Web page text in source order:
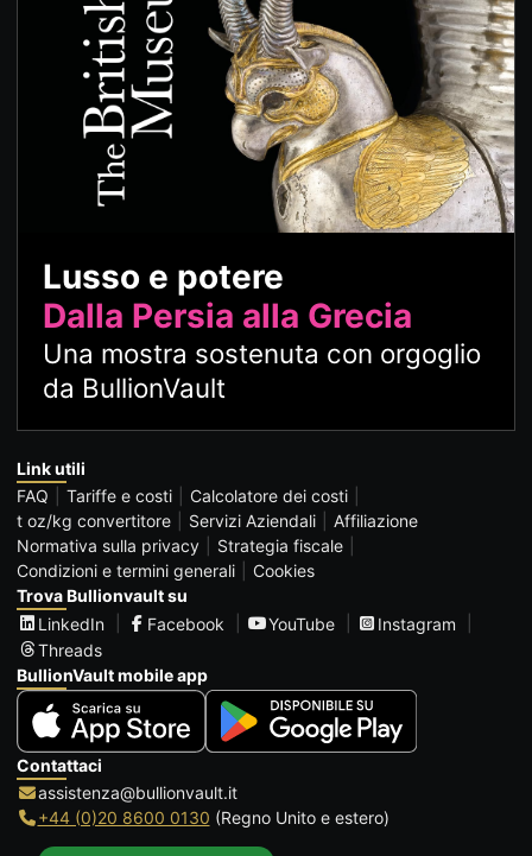
Lusso e potere
Dalla Persia alla Grecia
Una mostra sostenuta con orgoglio
da BullionVault
Link utili
FAQ
Tariffe e costi
Calcolatore dei costi
t oz/kg convertitore
Servizi Aziendali
Affiliazione
Normativa sulla privacy
Strategia fiscale
Condizioni e termini generali
Cookies
Trova Bullionvault su
LinkedIn
Facebook YouTube
Instagram
Threads
BullionVault mobile app
Contattaci
assistenza@bullionvault.it
+44 (0)20 8600 0130 (Regno Unito e estero)